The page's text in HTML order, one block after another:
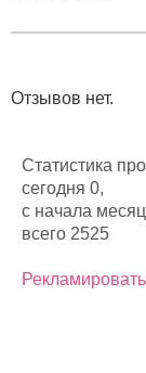
Отзывов нет.
Статистика
сегодня 0,
с начала
всего 2525